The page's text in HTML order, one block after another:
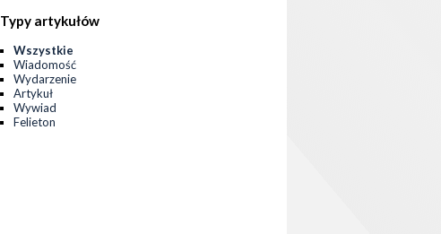
Typy artykułów
Wszystkie
Wiadomość
Wydarzenie
Artykuł
Wywiad
Felieton